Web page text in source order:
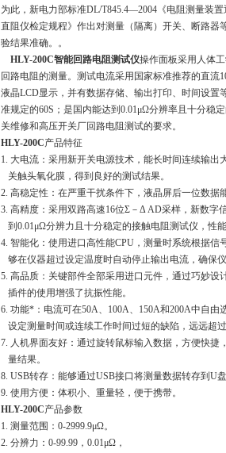
为此，新电力部标准DL/T845.4—2004《电阻测量装
直阻仪检定规程》作出对测量（隔离）开关、断路器
验结果准确。。
HLY-200C智能回路电阻测试仪操作面板采用人体
回路电阻的测量。测试电流采用国家标准推荐的直
液晶LCD显示，并有数据存储、输出打印、时间设置
准规定的60S；是国内能达到0.01μΩ分辨率且十分稳
关维修和高压开关厂回路电阻测试的要求。
HLY-200C产品特征
1. 大电流：采用新开关电源技术，能长时间连续输
关触头氧化膜，得到良好的测试结果。
2. 高稳定性：在严重干扰条件下，液晶屏后一位数据
3. 高精度：采用双路高速16位Σ－Δ AD采样，新数字
到0.01μΩ分辨力且十分稳定的接触电阻测试仪，性
4. 智能化：使用进口高性能CPU，测量时系统根据
够在仪器超过设定温度时自动停止输出电流，确保仪
5. 高品质：关键部件全部采用进口元件，通过巧妙设
插件的使用增强了抗振性能。
6. 功能*：电流可在50A、100A、150A和200A中自
设定测量时间或连续工作时间过短的缺陷，远远超
7. 人机界面友好：通过旋转鼠标输入数据，方便快
量结果。
8. USB转存：能够通过USB接口将测量数据转存到U
9. 使用方便：体积小、重量轻，便于携带。
HLY-200C产品参数
1. 测量范围：0-2999.9μΩ。
2. 分辨力：0-99.99，0.01μΩ，